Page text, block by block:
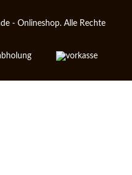
- Onlineshop. Alle Rechte